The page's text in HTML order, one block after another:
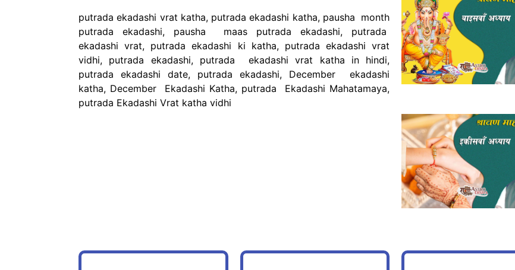
increase
or
decrease
volume.
putrada ekadashi vrat katha, putrada ekadashi katha, pausha month
putrada ekadashi, pausha maas putrada ekadashi, putrada
ekadashi vrat, putrada ekadashi ki katha, putrada ekadashi vrat
vidhi, putrada ekadashi, putrada ekadashi vrat katha in hindi,
putrada ekadashi date, putrada ekadashi, December ekadashi
katha, December Ekadashi Katha, putrada Ekadashi Mahatamaya,
putrada Ekadashi Vrat katha vidhi